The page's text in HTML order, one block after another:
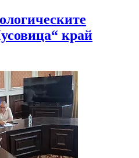
край